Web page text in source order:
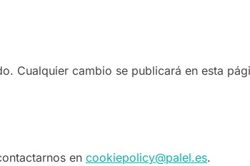
Cualquier cambio se publicará en esta
en cookiepolicy@palel.es.